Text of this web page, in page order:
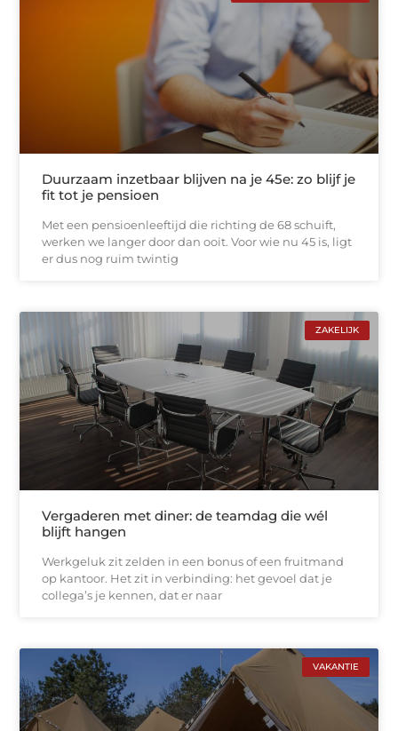
Duurzaam inzetbaar blijven na je 45e: zo blijf je
fit tot je pensioen
Met een pensioenleeftijd die richting de 68 schuift,
werken we langer door dan ooit. Voor wie nu 45 is, ligt
er dus nog ruim twintig
ZAKELIJK
Vergaderen met diner: de teamdag die wél
blijft hangen
Werkgeluk zit zelden in een bonus of een fruitmand
op kantoor. Het zit in verbinding: het gevoel dat je
collega’s je kennen, dat er naar
VAKANTIE